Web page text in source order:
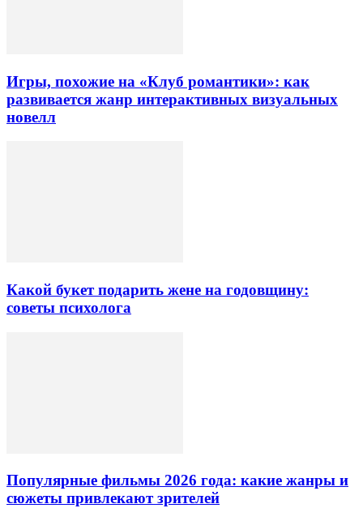
Игры, похожие на «Клуб романтики»: как
развивается жанр интерактивных визуальных
новелл
Какой букет подарить жене на годовщину:
советы психолога
Популярные фильмы 2026 года: какие жанры и
сюжеты привлекают зрителей